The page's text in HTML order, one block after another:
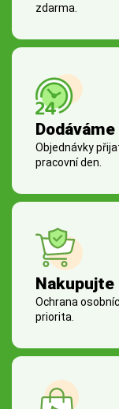
zdarma.
Objednávky
pracovní den.
Nakupujte
Ochrana
priorita.